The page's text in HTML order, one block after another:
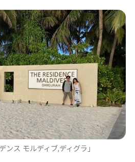
ンス モルディブ,ディグラ」